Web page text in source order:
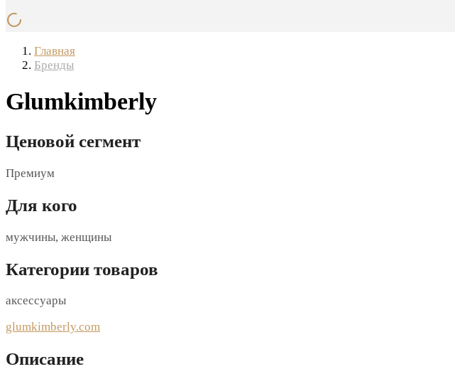
Главная
Бренды
Glumkimberly
Ценовой сегмент
Премиум
Для кого
мужчины, женщины
Категории товаров
аксессуары
glumkimberly.com
Описание